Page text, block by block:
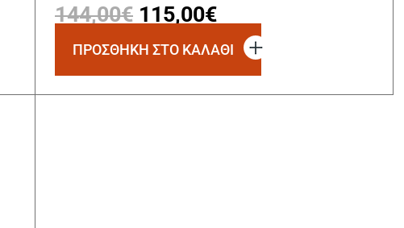
144,00€ Original
price
was:
144,00€.
115,00€Η
τρέχουσα
τιμή
είναι:
ΠΡΟΣΘΗΚΗ ΣΤΟ ΚΑΛΑΘΙ